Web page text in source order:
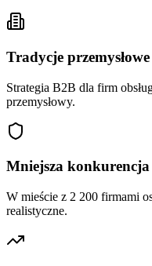
Tradycje przemysłowe
Strategia B2B dla firm
przemysłowy.
Mniejsza konkurencja
W mieście z 2 200 firmami
realistyczne.